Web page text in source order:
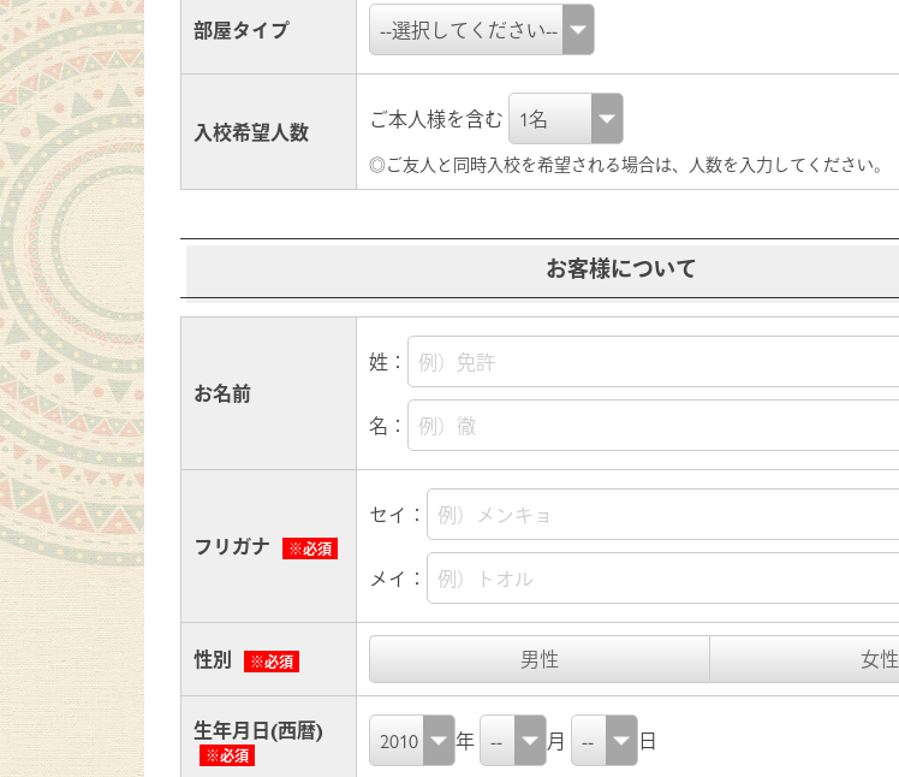
部屋タイプ
入校希望人数 ご本人様を含む
◎ご友人と同時入校を希望される場合は、人数を入力してください。
お客様について
お名前
姓：
名：
フリガナ ※必須
セイ：
メイ：
性別 ※必須 男性 女性
生年月日(西暦)
※必須
年 月 日